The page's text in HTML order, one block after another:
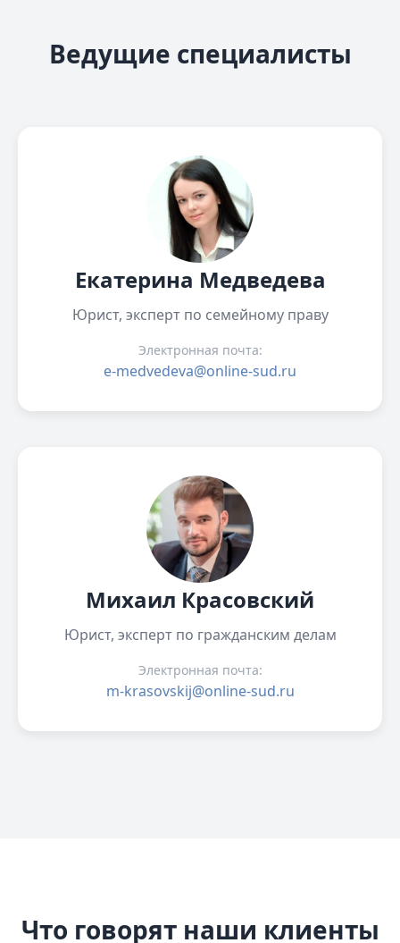
Ведущие специалисты
Екатерина Медведева
Юрист, эксперт по семейному праву
Электронная почта:
e-medvedeva@online-sud.ru
Михаил Красовский
Юрист, эксперт по гражданским делам
Электронная почта:
m-krasovskij@online-sud.ru
Что говорят наши клиенты